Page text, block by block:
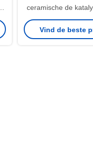
ceramische de
van 100CSI/
Vind de beste